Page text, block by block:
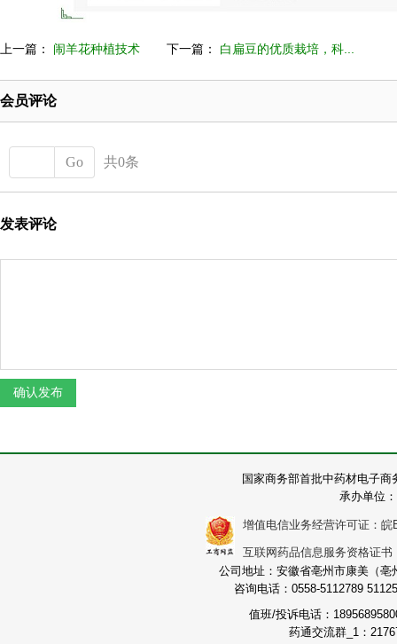
上一篇： 闹羊花种植技术 下一篇： 白扁豆的优质栽培，科...
会员评论
Go 共0条
发表评论
国家商务部首批中药材电子
承办单位
增值电信业务经营许可证：皖
互联网药品信息服务资格证
公司地址：安徽省亳州市康美（
咨询电话：0558-5112789
值班/投诉电话：
药通交流群_1：